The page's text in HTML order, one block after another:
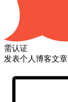
需认证
发表个人博客文章